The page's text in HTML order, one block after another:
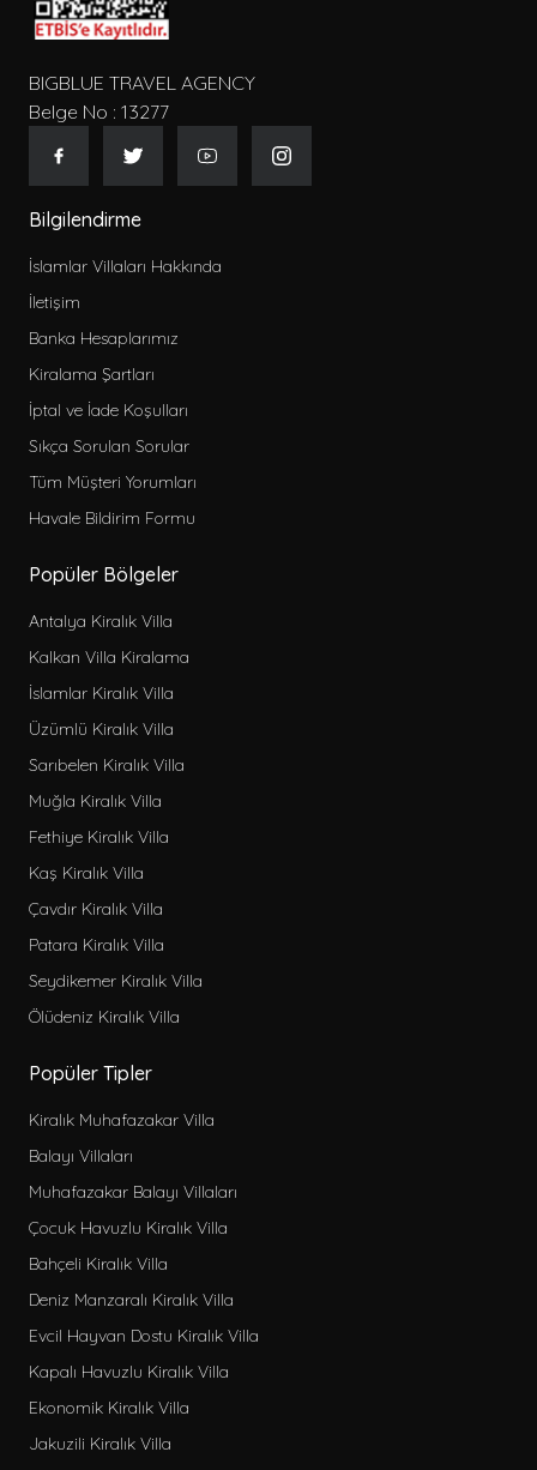
BIGBLUE TRAVEL AGENCY
Belge No : 13277
Bilgilendirme
İslamlar Villaları Hakkında
İletişim
Banka Hesaplarımız
Kiralama Şartları
İptal ve İade Koşulları
Sıkça Sorulan Sorular
Tüm Müşteri Yorumları
Havale Bildirim Formu
Popüler Bölgeler
Antalya Kiralık Villa
Kalkan Villa Kiralama
İslamlar Kiralık Villa
Üzümlü Kiralık Villa
Sarıbelen Kiralık Villa
Muğla Kiralık Villa
Fethiye Kiralık Villa
Kaş Kiralık Villa
Çavdır Kiralık Villa
Patara Kiralık Villa
Seydikemer Kiralık Villa
Ölüdeniz Kiralık Villa
Popüler Tipler
Kiralık Muhafazakar Villa
Balayı Villaları
Muhafazakar Balayı Villaları
Çocuk Havuzlu Kiralık Villa
Bahçeli Kiralık Villa
Deniz Manzaralı Kiralık Villa
Evcil Hayvan Dostu Kiralık Villa
Kapalı Havuzlu Kiralık Villa
Ekonomik Kiralık Villa
Jakuzili Kiralık Villa